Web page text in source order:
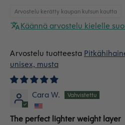
Arvostelu kerätty kaupan kutsun kautta
Käännä arvostelu kielelle
unisex, musta
Cara W.
The perfect lighter weight layer